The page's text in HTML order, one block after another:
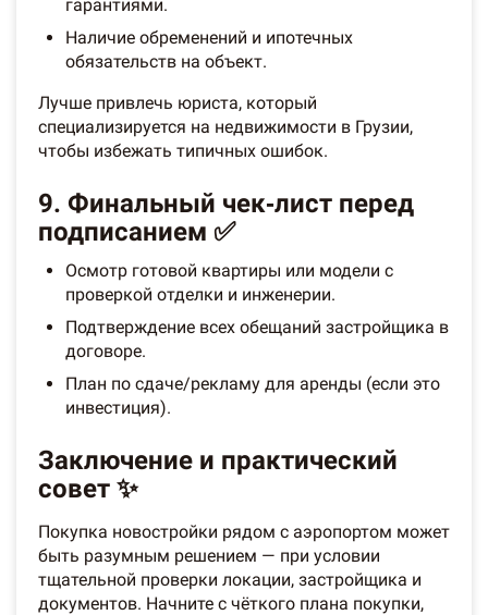
гарантиями.
Наличие обременений и ипотечных
обязательств на объект.
Лучше привлечь юриста, который
специализируется на недвижимости в Грузии,
чтобы избежать типичных ошибок.
9. Финальный чек‑лист перед
подписанием ✅
Осмотр готовой квартиры или модели с
проверкой отделки и инженерии.
Подтверждение всех обещаний застройщика в
договоре.
План по сдаче/рекламу для аренды (если это
инвестиция).
Заключение и практический
совет ✨
Покупка новостройки рядом с аэропортом может
быть разумным решением — при условии
тщательной проверки локации, застройщика и
документов. Начните с чёткого плана покупки,